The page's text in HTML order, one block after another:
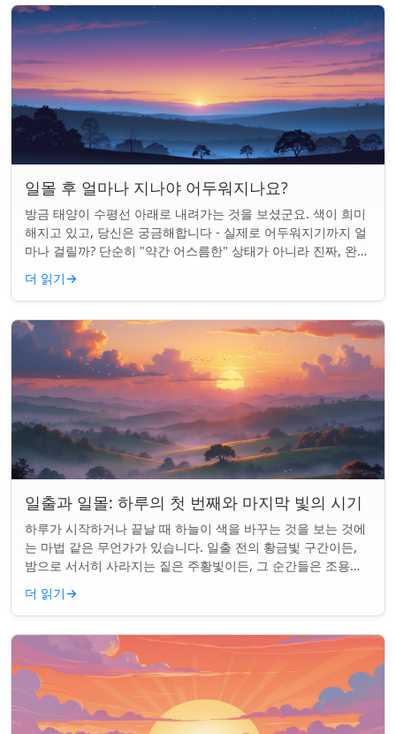
일몰 후 얼마나 지나야 어두워지나요?
방금 태양이 수평선 아래로 내려가는 것을 보셨군요. 색이 희미
해지고 있고, 당신은 궁금해합니다 - 실제로 어두워지기까지 얼
마나 걸릴까? 단순히 "약간 어스름한" 상태가 아니라 진짜, 완전
한 밤이 되는 것. 알고 보니...
더 읽기→
일출과 일몰: 하루의 첫 번째와 마지막 빛의 시기
하루가 시작하거나 끝날 때 하늘이 색을 바꾸는 것을 보는 것에
는 마법 같은 무언가가 있습니다. 일출 전의 황금빛 구간이든,
밤으로 서서히 사라지는 짙은 주황빛이든, 그 순간들은 조용한
경이로움으로 우리의 하루를 시작...
더 읽기→